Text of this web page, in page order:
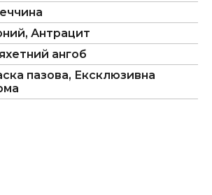
Антрацит
ангоб
пазова, Ексклюзивна